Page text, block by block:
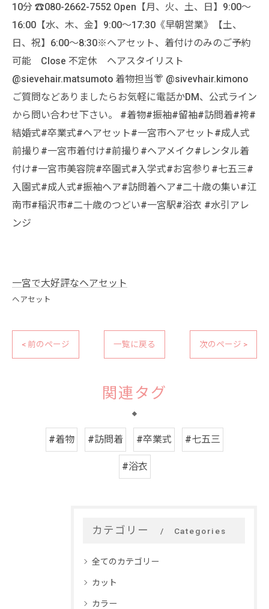
10分 ☎️080-2662-7552 Open【月、火、土、日】9:00〜
16:00【水、木、金】9:00〜17:30《早朝営業》【土、
日、祝】6:00〜8:30※ヘアセット、着付けのみのご予約
可能 Close 不定休 ヘアスタイリスト
@sievehair.matsumoto 着物担当👘 @sivevhair.kimono
ご質問などありましたらお気軽に電話かDM、公式ライン
から問い合わせ下さい。 #着物#振袖#留袖#訪問着#袴#
結婚式#卒業式#ヘアセット#一宮市ヘアセット#成人式
前撮り#一宮市着付け#前撮り#ヘアメイク#レンタル着
付け#一宮市美容院#卒園式#入学式#お宮参り#七五三#
入園式#成人式#振袖ヘア#訪問着ヘア#二十歳の集い#江
南市#稲沢市#二十歳のつどい#一宮駅#浴衣 #水引アレ
ンジ
一宮で大好評なヘアセット
ヘアセット
< 前のページ 一覧に戻る 次のページ >
関連タグ
#着物 #訪問着 #卒業式 #七五三
#浴衣
カテゴリー Categories
全てのカテゴリー
カット
カラー